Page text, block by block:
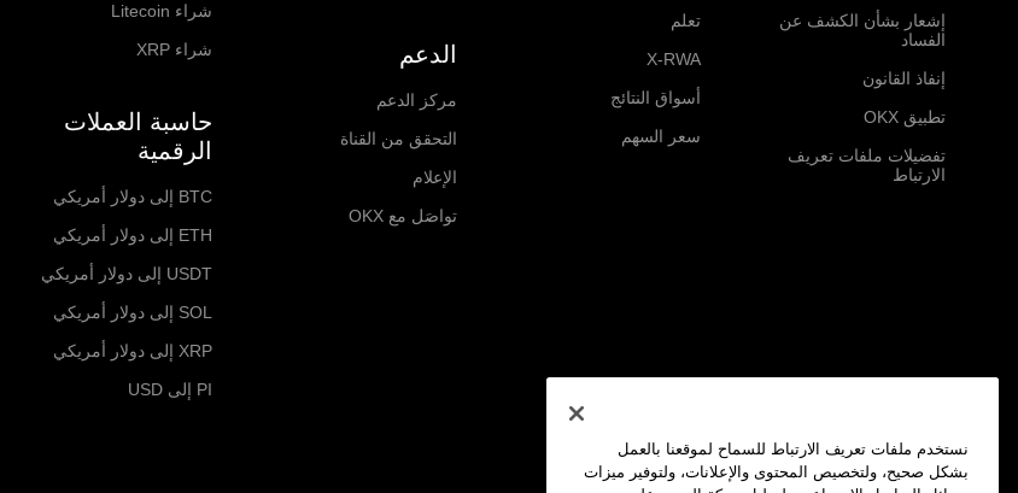
إشعار بشأن الكشف عن
الفساد
إنفاذ القانون
تطبيق OKX
تفضيلات ملفات تعريف
الارتباط
تعلم
X-RWA
أسواق النتائج
سعر السهم
الدعم
مركز الدعم
التحقق من القناة
الإعلام
تواصَل مع OKX
شراء Litecoin
شراء XRP
حاسبة العملات
الرقمية
BTC إلى دولار أمريكي
ETH إلى دولار أمريكي
USDT إلى دولار أمريكي
SOL إلى دولار أمريكي
XRP إلى دولار أمريكي
PI إلى USD
نستخدم ملفات تعريف الارتباط للسماح لموقعنا بالعمل
بشكل صحيح، ولتخصيص المحتوى والإعلانات، ولتوفير ميزات